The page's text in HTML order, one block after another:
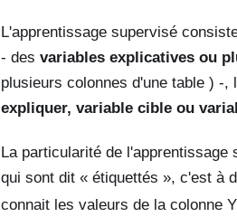
L'apprentissage supervisé
- des variables explicatives ou
plusieurs colonnes d'une table ) -
expliquer, variable cible ou
La particularité de
qui sont dit « étiquettés », c'est à
connait les valeurs de la colonne